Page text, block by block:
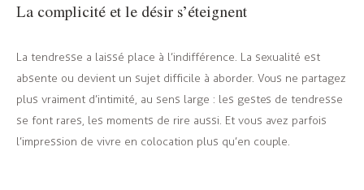
La complicité et le désir s’éteignent
La tendresse a laissé place à l’indifférence. La sexualité est
absente ou devient un sujet difficile à aborder. Vous ne partagez
plus vraiment d’intimité, au sens large : les gestes de tendresse
se font rares, les moments de rire aussi. Et vous avez parfois
l’impression de vivre en colocation plus qu’en couple.